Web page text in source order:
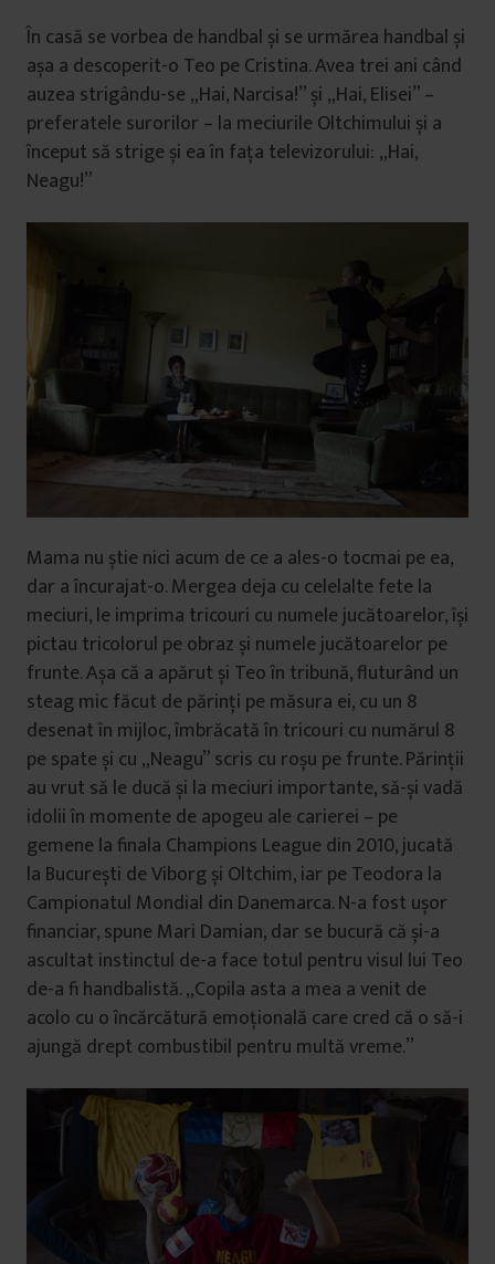
În casă se vorbea de handbal și se urmărea handbal și
așa a descoperit-o Teo pe Cristina. Avea trei ani când
auzea strigându-se „Hai, Narcisa!” și „Hai, Elisei” –
preferatele surorilor – la meciurile Oltchimului și a
început să strige și ea în fața televizorului: „Hai,
Neagu!”
Mama nu știe nici acum de ce a ales-o tocmai pe ea,
dar a încurajat-o. Mergea deja cu celelalte fete la
meciuri, le imprima tricouri cu numele jucătoarelor, își
pictau tricolorul pe obraz și numele jucătoarelor pe
frunte. Așa că a apărut și Teo în tribună, fluturând un
steag mic făcut de părinți pe măsura ei, cu un 8
desenat în mijloc, îmbrăcată în tricouri cu numărul 8
pe spate și cu „Neagu” scris cu roșu pe frunte. Părinții
au vrut să le ducă și la meciuri importante, să-și vadă
idolii în momente de apogeu ale carierei – pe
gemene la finala Champions League din 2010, jucată
la București de Viborg și Oltchim, iar pe Teodora la
Campionatul Mondial din Danemarca. N-a fost ușor
financiar, spune Mari Damian, dar se bucură că și-a
ascultat instinctul de-a face totul pentru visul lui Teo
de-a fi handbalistă. „Copila asta a mea a venit de
acolo cu o încărcătură emoțională care cred că o să-i
ajungă drept combustibil pentru multă vreme.”